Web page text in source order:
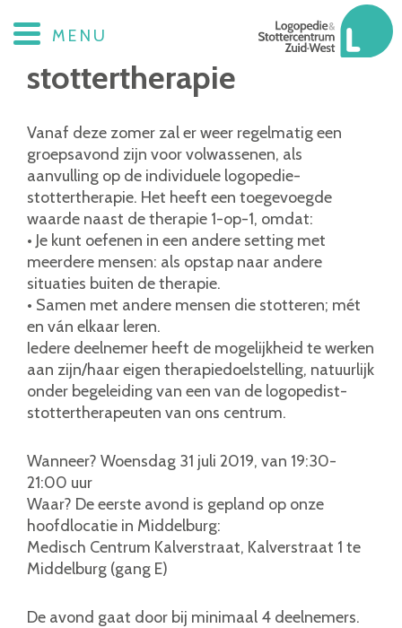
MENU
Uitnodiging oefenavond
stottertherapie
Vanaf deze zomer zal er weer regelmatig een
groepsavond zijn voor volwassenen, als
aanvulling op de individuele logopedie-
stottertherapie. Het heeft een toegevoegde
waarde naast de therapie 1-op-1, omdat:
• Je kunt oefenen in een andere setting met
meerdere mensen: als opstap naar andere
situaties buiten de therapie.
• Samen met andere mensen die stotteren; mét
en ván elkaar leren.
Iedere deelnemer heeft de mogelijkheid te werken
aan zijn/haar eigen therapiedoelstelling, natuurlijk
onder begeleiding van een van de logopedist-
stottertherapeuten van ons centrum.
Wanneer? Woensdag 31 juli 2019, van 19:30-
21:00 uur
Waar? De eerste avond is gepland op onze
hoofdlocatie in Middelburg:
Medisch Centrum Kalverstraat, Kalverstraat 1 te
Middelburg (gang E)
De avond gaat door bij minimaal 4 deelnemers.